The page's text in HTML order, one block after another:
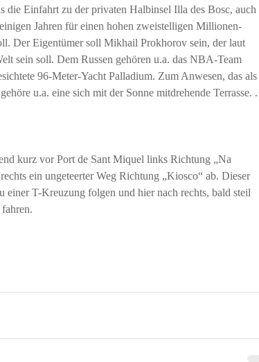
die Einfahrt zu der privaten Halbinsel Illa des Bosc, auch
Jahren für einen hohen zweistelligen Millionen-
Der Eigentümer soll Mikhail Prokhorov sein, der laut
sein soll. Dem Russen gehören u.a. das NBA-Team
96-Meter-Yacht Palladium. Zum Anwesen, das als
u.a. eine sich mit der Sonne mitdrehende Terrasse. .
kurz vor Port de Sant Miquel links Richtung „Na
ein ungeteerter Weg Richtung „Kiosco“ ab. Dieser
einer T-Kreuzung folgen und hier nach rechts, bald steil